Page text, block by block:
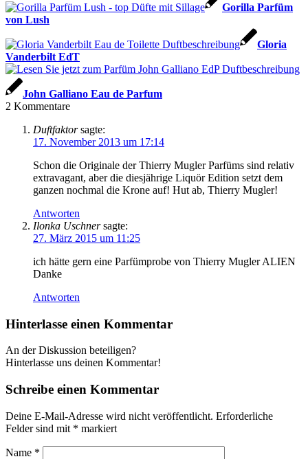
Gorilla Parfüm
von Lush
Gloria
Vanderbilt EdT
John Galliano Eau de Parfum
2 Kommentare
Duftfaktor sagte:
17. November 2013 um 17:14
Schon die Originale der Thierry Mugler Parfüms sind relativ
extravagant, aber die diesjährige Liquör Edition setzt dem
ganzen nochmal die Krone auf! Hut ab, Thierry Mugler!
Antworten
Ilonka Uschner sagte:
27. März 2015 um 11:25
ich hätte gern eine Parfümprobe von Thierry Mugler ALIEN
Danke
Antworten
Hinterlasse einen Kommentar
An der Diskussion beteiligen?
Hinterlasse uns deinen Kommentar!
Schreibe einen Kommentar
Deine E-Mail-Adresse wird nicht veröffentlicht. Erforderliche
Felder sind mit * markiert
Name *